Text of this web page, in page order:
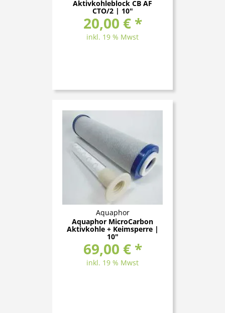
Aktivkohleblock CB AF
CTO/2 | 10"
20,00 € *
inkl. 19 % Mwst
Aquaphor
Aquaphor MicroCarbon
Aktivkohle + Keimsperre |
10"
69,00 € *
inkl. 19 % Mwst